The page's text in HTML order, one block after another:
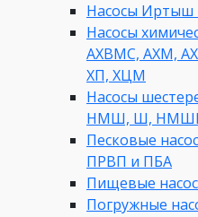
Насосы
Насосы
АХВМС, АХМ,
ХП, ХЦМ
Насосы
НМШ, Ш,
Песковые
ПРВП и ПБА
Пищевые
Погружные